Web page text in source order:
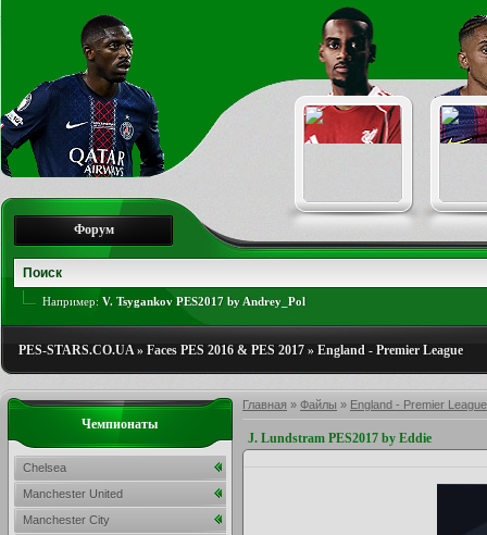
Форум
Например: V. Tsygankov PES2017 by Andrey_Pol
PES-STARS.CO.UA» Faces PES 2016 & PES 2017 » England - Premier League
Главная » Файлы » England - Premier League
J. Lundstram PES2017 by Eddie
Чемпионаты
Chelsea
Manchester United
Manchester City